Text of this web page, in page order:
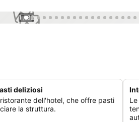
1 / 32
deliziosi
dell'hotel, che offre pasti
la struttura.